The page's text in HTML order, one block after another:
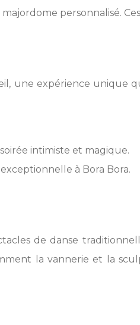
personnalisé.
une expérience unique
intimiste et magique.
à Bora Bora.
de danse
la vannerie et la